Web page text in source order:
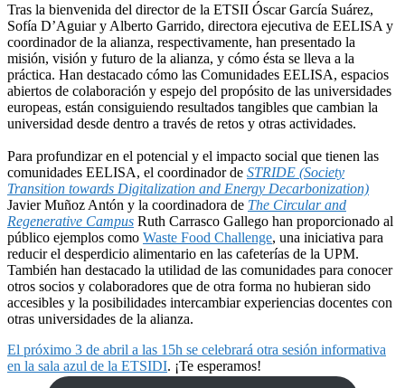
Tras la bienvenida del director de la ETSII Óscar García Suárez,
Sofía D’Aguiar y Alberto Garrido, directora ejecutiva de EELISA y
coordinador de la alianza, respectivamente, han presentado la
misión, visión y futuro de la alianza, y cómo ésta se lleva a la
práctica. Han destacado cómo las Comunidades EELISA, espacios
abiertos de colaboración y espejo del propósito de las universidades
europeas, están consiguiendo resultados tangibles que cambian la
universidad desde dentro a través de retos y otras actividades.
Para profundizar en el potencial y el impacto social que tienen las
comunidades EELISA, el coordinador de STRIDE (Society
Transition towards Digitalization and Energy Decarbonization)
Javier Muñoz Antón y la coordinadora de The Circular and
Regenerative Campus Ruth Carrasco Gallego han proporcionado al
público ejemplos como Waste Food Challenge, una iniciativa para
reducir el desperdicio alimentario en las cafeterías de la UPM.
También han destacado la utilidad de las comunidades para conocer
otros socios y colaboradores que de otra forma no hubieran sido
accesibles y la posibilidades intercambiar experiencias docentes con
otras universidades de la alianza.
El próximo 3 de abril a las 15h se celebrará otra sesión informativa
en la sala azul de la ETSIDI. ¡Te esperamos!